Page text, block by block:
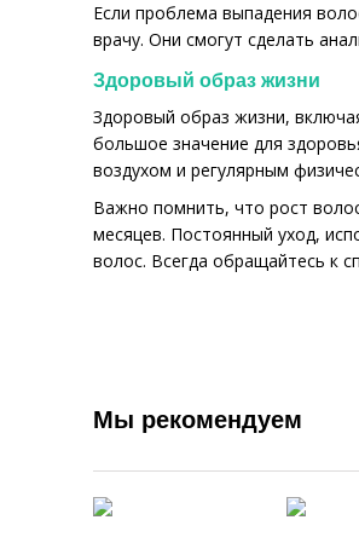
Если проблема выпадения
врачу. Они смогут сделать
Здоровый образ жизни
Здоровый образ жизни,
большое значение для
воздухом и регулярным
Важно помнить, что рост
месяцев. Постоянный уход,
волос. Всегда обращайтесь к
Мы рекомендуем